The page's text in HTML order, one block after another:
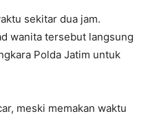
sekitar dua jam.
wanita tersebut langsung
Polda Jatim untuk
meski memakan waktu